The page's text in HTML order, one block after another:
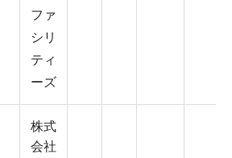
ファ
シリ
ティ
ーズ
株式
会社